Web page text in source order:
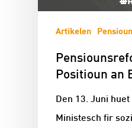
Artikelen Pensioun
Positioun an
Den 13. Juni
Ministesch fir